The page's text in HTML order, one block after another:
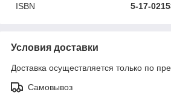
ISBN
5-17-
Условия доставки
Доставка осуществляется только по
Самовывоз